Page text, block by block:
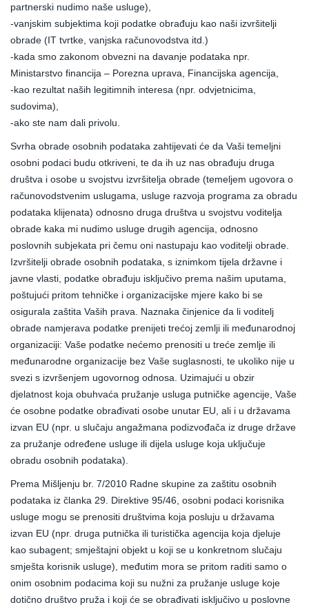
partnerski nudimo naše usluge),
-vanjskim subjektima koji podatke obrađuju kao naši izvršitelji
obrade (IT tvrtke, vanjska računovodstva itd.)
-kada smo zakonom obvezni na davanje podataka npr.
Ministarstvo financija – Porezna uprava, Financijska agencija,
-kao rezultat naših legitimnih interesa (npr. odvjetnicima,
sudovima),
-ako ste nam dali privolu.
Svrha obrade osobnih podataka zahtijevati će da Vaši temeljni
osobni podaci budu otkriveni, te da ih uz nas obrađuju druga
društva i osobe u svojstvu izvršitelja obrade (temeljem ugovora o
računovodstvenim uslugama, usluge razvoja programa za obradu
podataka klijenata) odnosno druga društva u svojstvu voditelja
obrade kaka mi nudimo usluge drugih agencija, odnosno
poslovnih subjekata pri čemu oni nastupaju kao voditelji obrade.
Izvršitelji obrade osobnih podataka, s iznimkom tijela državne i
javne vlasti, podatke obrađuju isključivo prema našim uputama,
poštujući pritom tehničke i organizacijske mjere kako bi se
osigurala zaštita Vaših prava. Naznaka činjenice da li voditelj
obrade namjerava podatke prenijeti trećoj zemlji ili međunarodnoj
organizaciji: Vaše podatke nećemo prenositi u treće zemlje ili
međunarodne organizacije bez Vaše suglasnosti, te ukoliko nije u
svezi s izvršenjem ugovornog odnosa. Uzimajući u obzir
djelatnost koja obuhvaća pružanje usluga putničke agencije, Vaše
će osobne podatke obrađivati osobe unutar EU, ali i u državama
izvan EU (npr. u slučaju angažmana podizvođača iz druge države
za pružanje određene usluge ili dijela usluge koja uključuje
obradu osobnih podataka).
Prema Mišljenju br. 7/2010 Radne skupine za zaštitu osobnih
podataka iz članka 29. Direktive 95/46, osobni podaci korisnika
usluge mogu se prenositi društvima koja posluju u državama
izvan EU (npr. druga putnička ili turistička agencija koja djeluje
kao subagent; smještajni objekt u koji se u konkretnom slučaju
smješta korisnik usluge), međutim mora se pritom raditi samo o
onim osobnim podacima koji su nužni za pružanje usluge koje
dotično društvo pruža i koji će se obrađivati isključivo u poslovne